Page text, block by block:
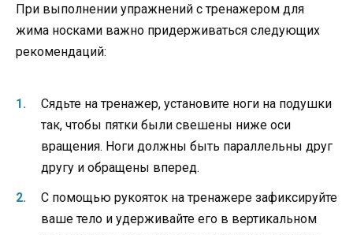
При выполнении упражнений с тренажером для
жима носками важно придерживаться следующих
рекомендаций:
Сядьте на тренажер, установите ноги на подушки
так, чтобы пятки были свешены ниже оси
вращения. Ноги должны быть параллельны друг
другу и обращены вперед.
С помощью рукояток на тренажере зафиксируйте
ваше тело и удерживайте его в вертикальном